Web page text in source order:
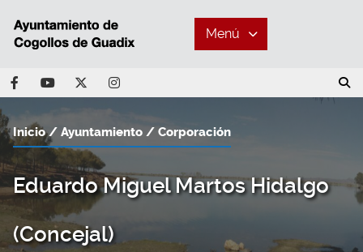
Menú
Eduardo Miguel Martos Hidalgo
(Concejal)
Inicio Ayuntamiento Corporación